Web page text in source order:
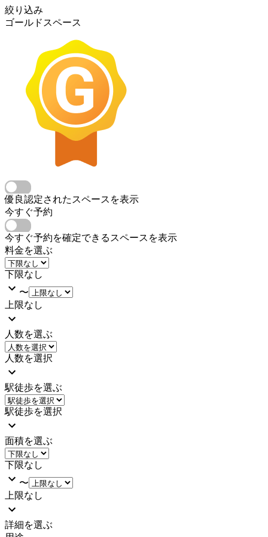
絞り込み
ゴールドスペース
優良認定されたスペースを表示
今すぐ予約
今すぐ予約を確定できるスペースを表示
料金を選ぶ
下限なし
〜
上限なし
人数を選ぶ
人数を選択
駅徒歩を選ぶ
駅徒歩を選択
面積を選ぶ
下限なし
〜
上限なし
詳細を選ぶ